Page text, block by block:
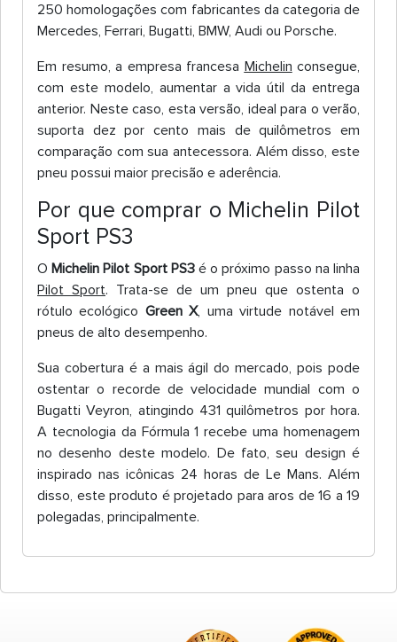
250 homologações com fabricantes da categoria de
Mercedes, Ferrari, Bugatti, BMW, Audi ou Porsche.
Em resumo, a empresa francesa Michelin consegue,
com este modelo, aumentar a vida útil da entrega
anterior. Neste caso, esta versão, ideal para o verão,
suporta dez por cento mais de quilômetros em
comparação com sua antecessora. Além disso, este
pneu possui maior precisão e aderência.
Por que comprar o Michelin Pilot
Sport PS3
OMichelin Pilot Sport PS3é o próximo passo na linha
Pilot Sport. Trata-se de um pneu que ostenta o
rótulo ecológico Green X, uma virtude notável em
pneus de alto desempenho.
Sua cobertura é a mais ágil do mercado, pois pode
ostentar o recorde de velocidade mundial com o
Bugatti Veyron, atingindo 431 quilômetros por hora.
A tecnologia da Fórmula 1 recebe uma homenagem
no desenho deste modelo. De fato, seu design é
inspirado nas icônicas 24 horas de Le Mans. Além
disso, este produto é projetado para aros de 16 a 19
polegadas, principalmente.